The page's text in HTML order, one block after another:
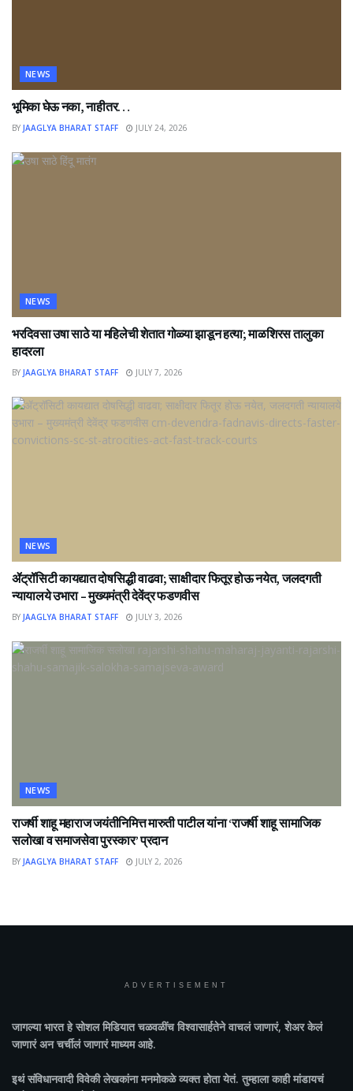
NEWS
भूमिका घेऊ नका, नाहीतर…
BY JAAGLYA BHARAT STAFF JULY 24, 2026
NEWS
भरदिवसा उषा साठे या महिलेची शेतात गोळ्या झाडून हत्या; माळशिरस तालुका
हादरला
BY JAAGLYA BHARAT STAFF JULY 7, 2026
NEWS
ॲट्रॉसिटी कायद्यात दोषसिद्धी वाढवा; साक्षीदार फितूर होऊ नयेत, जलदगती
न्यायालये उभारा – मुख्यमंत्री देवेंद्र फडणवीस
BY JAAGLYA BHARAT STAFF JULY 3, 2026
NEWS
राजर्षी शाहू महाराज जयंतीनिमित्त मारुती पाटील यांना ‘राजर्षी शाहू सामाजिक
सलोखा व समाजसेवा पुरस्कार’ प्रदान
BY JAAGLYA BHARAT STAFF JULY 2, 2026
ADVERTISEMENT
जागल्या भारतहे सोशल मिडियात चळवळींच विश्वासार्हतेने वाचलं जाणारं, शेअर केलं
जाणारं अन चर्चीलं जाणारं माध्यम आहे.
इथं संविधानवादी विवेकी लेखकांना मनमोकळे व्यक्त होता येतं. तुम्हाला काही मांडायचं